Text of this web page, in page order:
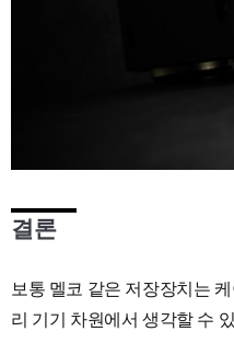
결론
보통 멜코 같은 저장장치는
리 기기 차원에서 생각할 수